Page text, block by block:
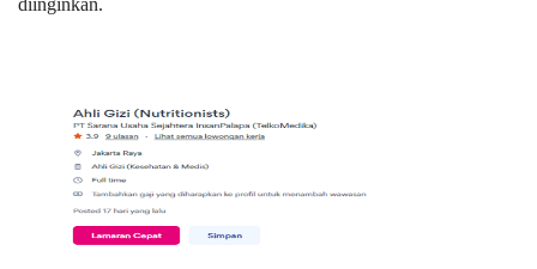
diinginkan.
DIBUTUHKAN SEGERA TENAGA Ahli
Gizi (Nutritionists)
SYARAT DAN KETENTUAN LIHAT